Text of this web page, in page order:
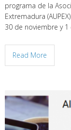
programa de la
Extremadura
30 de noviembre y
Read More